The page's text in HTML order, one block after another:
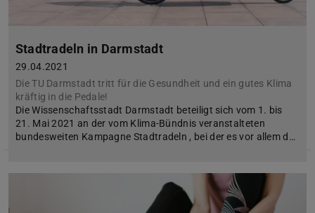
Stadtradeln in Darmstadt
29.04.2021
Die TU Darmstadt tritt für die Gesundheit und ein gutes Klima
kräftig in die Pedale!
Die Wissenschaftsstadt Darmstadt beteiligt sich vom 1. bis
21. Mai 2021 an der vom Klima-Bündnis veranstalteten
bundesweiten Kampagne Stadtradeln , bei der es vor allem d…